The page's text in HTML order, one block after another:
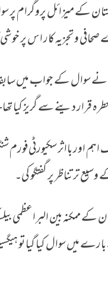
دفاع کے جواب پر
کے میزائل پروگرام پر
و تجزیہ کار اس پر
نے سوال کے جواب میں
قرار دینے سے گریز کیا
اور بااثر سکیورٹی فورم
وسیع تر تناظر پر گفتگو کی۔
ممکنہ بین البراعظمی
سوال کیا گیا تو